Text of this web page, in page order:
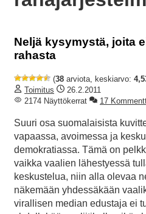
Neljä kysymystä, joita
rahasta
(38 arviota, keskiarvo:
Toimitus
26.2.2011
2174 Näyttökerrat
17
Suuri osa suomalaisista
vapaassa, avoimessa ja
demokratiassa. Tämä on
vaikka vaalien lähestyessä
keskustelua, niin alla olevaa
näkemään yhdessäkään
virallisen median edustaja ei